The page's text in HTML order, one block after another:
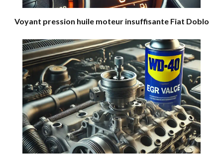
Voyant pression huile moteur insuffisante Fiat Doblo